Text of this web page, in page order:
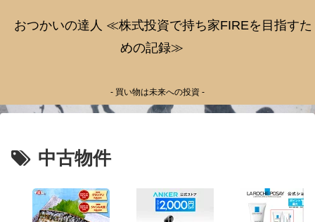
おつかいの達人 ≪株式投資で持ち家FIREを目指すた
めの記録≫
- 買い物は未来への投資 -
中古物件